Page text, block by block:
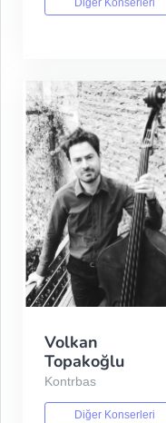
Diğer Konserleri
Volkan
Topakoğlu
Kontrbas
Diğer Konserleri